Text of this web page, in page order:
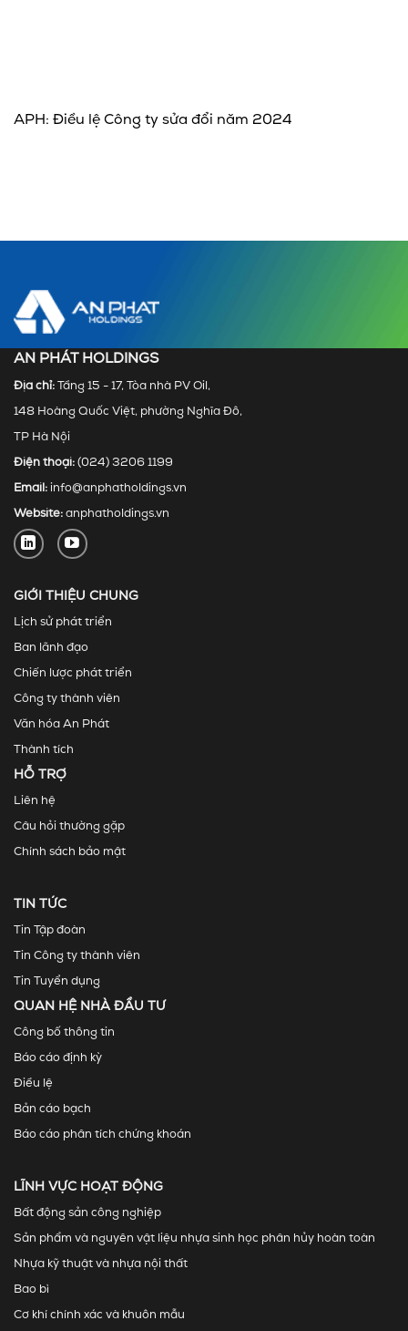
APH: Điều lệ Công ty sửa đổi năm 2024
AN PHÁT HOLDINGS
Địa chỉ: Tầng 15 - 17, Tòa nhà PV Oil,
148 Hoàng Quốc Việt, phường Nghĩa Đô,
TP Hà Nội
Điện thoại: (024) 3206 1199
Email: info@anphatholdings.vn
Website: anphatholdings.vn
GIỚI THIỆU CHUNG
Lịch sử phát triển
Ban lãnh đạo
Chiến lược phát triển
Công ty thành viên
Văn hóa An Phát
Thành tích
HỖ TRỢ
Liên hệ
Câu hỏi thường gặp
Chính sách bảo mật
TIN TỨC
Tin Tập đoàn
Tin Công ty thành viên
Tin Tuyển dụng
QUAN HỆ NHÀ ĐẦU TƯ
Công bố thông tin
Báo cáo định kỳ
Điều lệ
Bản cáo bạch
Báo cáo phân tích chứng khoán
LĨNH VỰC HOẠT ĐỘNG
Bất động sản công nghiệp
Sản phẩm và nguyên vật liệu nhựa sinh học phân hủy hoàn toàn
Nhựa kỹ thuật và nhựa nội thất
Bao bì
Cơ khí chính xác và khuôn mẫu